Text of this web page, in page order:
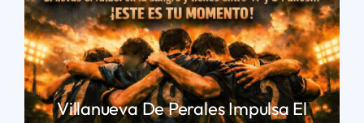
Villanueva De Perales Impulsa El